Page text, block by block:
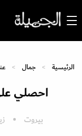
الرئيسية جمال
احصلي
بيروت